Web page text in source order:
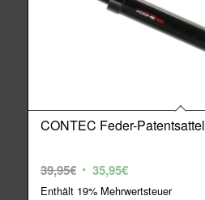
CONTEC Feder-
39,95€ Ursprünglicher
Preis
35,95€Aktueller
Preis
Enthält 19% Mehrwertsteuer